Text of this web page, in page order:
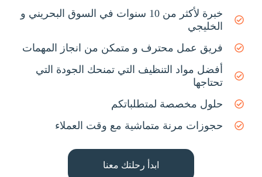
خبرة لأكثر من 10 سنوات في السوق البحريني و
الخليجي
فريق عمل محترف و متمكن من انجاز المهمات
أفضل مواد التنظيف التي تمنحك الجودة التي
تحتاجها
حلول مخصصة لمتطلباتكم
حجوزات مرنة متماشية مع وقت العملاء
ابدأ رحلتك معنا